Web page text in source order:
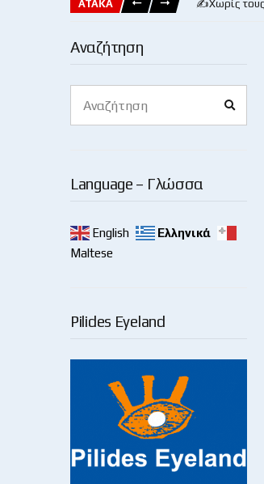
ΑΤΑΚΑ ✍️Χωρίς τους
Αναζήτηση
for:
Language – Γλώσσα
English
Ελληνικά
Maltese
Pilides Eyeland